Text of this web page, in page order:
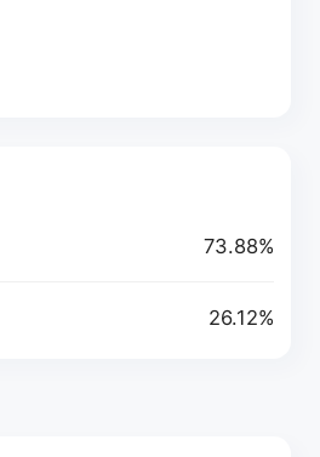
73.88%
26.12%